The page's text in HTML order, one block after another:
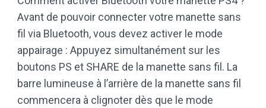
Avant de pouvoir connecter votre manette sans
fil via Bluetooth, vous devez activer le mode
appairage : Appuyez simultanément sur les
boutons PS et SHARE de la manette sans fil. La
barre lumineuse à l’arrière de la manette sans fil
commencera à clignoter dès que le mode